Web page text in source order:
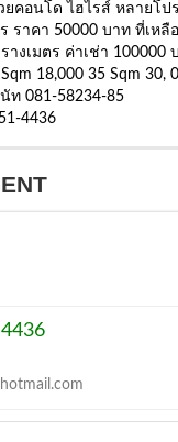
คอนโด ไฮไรส์ หลายโป
ราคา 50000 บาท ที่เหลื
งเมตร ค่าเช่า 100000
18,000 35 Sqm 30,
ท 081-58234-85
4436